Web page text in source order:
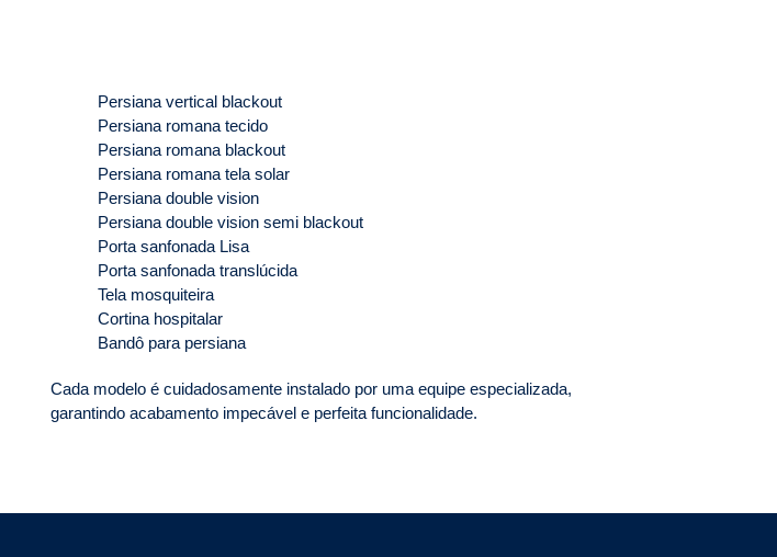
Persiana vertical blackout
Persiana romana tecido
Persiana romana blackout
Persiana romana tela solar
Persiana double vision
Persiana double vision semi blackout
Porta sanfonada Lisa
Porta sanfonada translúcida
Tela mosquiteira
Cortina hospitalar
Bandô para persiana
Cada modelo é cuidadosamente instalado por uma equipe especializada,
garantindo acabamento impecável e perfeita funcionalidade.